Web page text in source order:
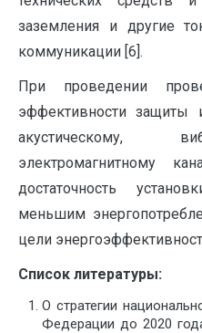
заземления и другие
коммуникации [6].
При проведении
эффективности защиты
акустическому,
электромагнитному
достаточность
меньшим
цели
Список литературы:
О стратегии
Федерации до 2020